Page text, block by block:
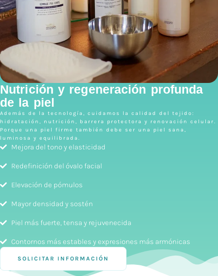
Nutrición y regeneración profunda
de la piel
Además de la tecnología, cuidamos la calidad del tejido:
hidratación, nutrición, barrera protectora y renovación celular.
Porque una piel firme también debe ser una piel sana,
luminosa y equilibrada.
Mejora del tono y elasticidad
Redefinición del óvalo facial
Elevación de pómulos
Mayor densidad y sostén
Piel más fuerte, tensa y rejuvenecida
Contornos más estables y expresiones más armónicas
SOLICITAR INFORMACIÓN